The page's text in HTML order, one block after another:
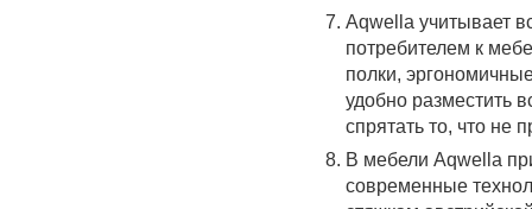
Aqwella учитывает
потребителем к
полки,
удобно разместить
спрятать то, что не
В мебели Aqwella
современные